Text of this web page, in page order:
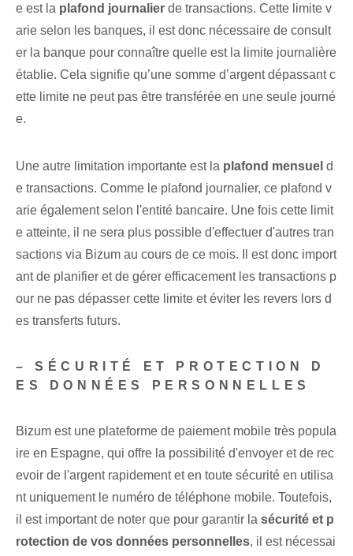
e est la plafond journalier de transactions. Cette limite v
arie selon les banques, il est donc nécessaire de consult
er la banque pour connaître quelle est la limite journalière
établie. Cela signifie qu’une somme d’argent dépassant c
ette limite ne peut pas être transférée en une seule journé
e.
Une autre limitation importante est la plafond mensuel d
e transactions. Comme le plafond journalier, ce plafond v
arie également selon l'entité bancaire. Une fois cette limit
e atteinte, il ne sera plus possible d'effectuer d'autres tran
sactions via Bizum au cours de ce mois. Il est donc import
ant de planifier et de gérer efficacement les transactions p
our ne pas dépasser cette limite et éviter les revers lors d
es transferts futurs.
– SÉCURITÉ ET PROTECTION D
ES DONNÉES PERSONNELLES
Bizum est une plateforme de paiement mobile très popula
ire en Espagne, qui offre la possibilité d'envoyer et de rec
evoir de l'argent rapidement et en toute sécurité en utilisa
nt uniquement le numéro de téléphone mobile. Toutefois,
il est important de noter que pour garantir la sécurité et p
rotection de vos données personnelles, il est nécessai